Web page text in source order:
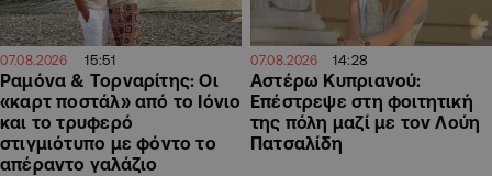
07.08.2026 15:51
Ραμόνα & Τορναρίτης: Οι
«καρτ ποστάλ» από το Ιόνιο
και το τρυφερό
στιγμιότυπο με φόντο το
απέραντο γαλάζιο
07.08.2026 14:28
Αστέρω Κυπριανού:
Επέστρεψε στη φοιτητική
της πόλη μαζί με τον Λούη
Πατσαλίδη